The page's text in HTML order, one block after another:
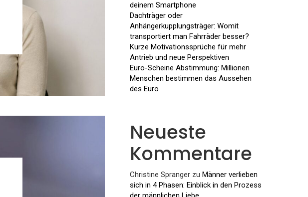
deinem Smartphone
Dachträger oder
Anhängerkupplungsträger: Womit
transportiert man Fahrräder besser?
Kurze Motivationssprüche für mehr
Antrieb und neue Perspektiven
Euro-Scheine Abstimmung: Millionen
Menschen bestimmen das Aussehen
des Euro
Neueste
Kommentare
Christine Spranger zu Männer verlieben
sich in 4 Phasen: Einblick in den Prozess